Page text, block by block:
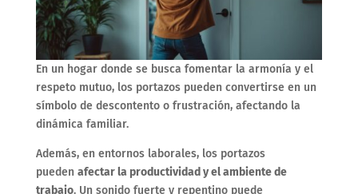
En un hogar donde se busca fomentar la armonía y el
respeto mutuo, los portazos pueden convertirse en un
símbolo de descontento o frustración, afectando la
dinámica familiar.
Además, en entornos laborales, los portazos
pueden afectar la productividad y el ambiente de
trabajo. Un sonido fuerte y repentino puede